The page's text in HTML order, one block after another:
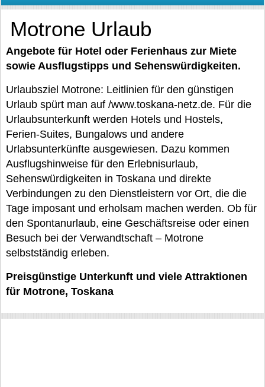
Motrone Urlaub
Angebote für Hotel oder Ferienhaus zur Miete
sowie Ausflugstipps und Sehenswürdigkeiten.
Urlaubsziel Motrone: Leitlinien für den günstigen
Urlaub spürt man auf /www.toskana-netz.de. Für die
Urlaubsunterkunft werden Hotels und Hostels,
Ferien-Suites, Bungalows und andere
Urlabsunterkünfte ausgewiesen. Dazu kommen
Ausflugshinweise für den Erlebnisurlaub,
Sehenswürdigkeiten in Toskana und direkte
Verbindungen zu den Dienstleistern vor Ort, die die
Tage imposant und erholsam machen werden. Ob für
den Spontanurlaub, eine Geschäftsreise oder einen
Besuch bei der Verwandtschaft – Motrone
selbstständig erleben.
Preisgünstige Unterkunft und viele Attraktionen
für Motrone, Toskana